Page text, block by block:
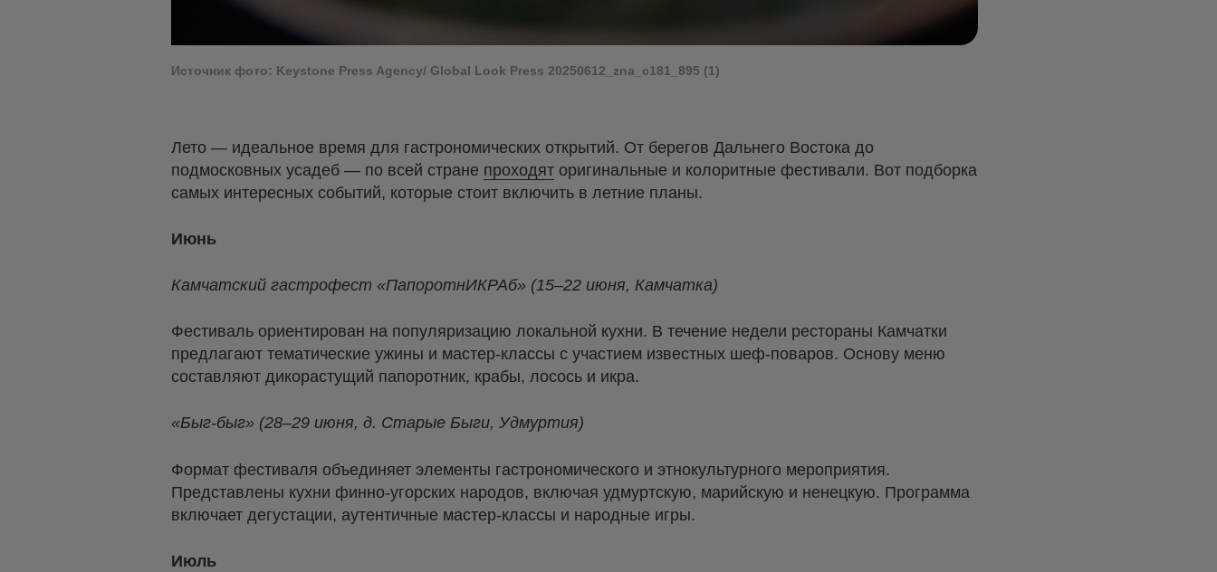
Источник фото: Keystone Press Agency/ Global Look Press 20250612_zna_c181_895 (1)
Лето — идеальное время для гастрономических открытий. От берегов Дальнего Востока до
подмосковных усадеб — по всей стране проходят оригинальные и колоритные фестивали. Вот подборка
самых интересных событий, которые стоит включить в летние планы.
Июнь
Камчатский гастрофест «ПапоротнИКРАб» (15–22 июня, Камчатка)
Фестиваль ориентирован на популяризацию локальной кухни. В течение недели рестораны Камчатки
предлагают тематические ужины и мастер-классы с участием известных шеф-поваров. Основу меню
составляют дикорастущий папоротник, крабы, лосось и икра.
«Быг-быг» (28–29 июня, д. Старые Быги, Удмуртия)
Формат фестиваля объединяет элементы гастрономического и этнокультурного мероприятия.
Представлены кухни финно-угорских народов, включая удмуртскую, марийскую и ненецкую. Программа
включает дегустации, аутентичные мастер-классы и народные игры.
Июль